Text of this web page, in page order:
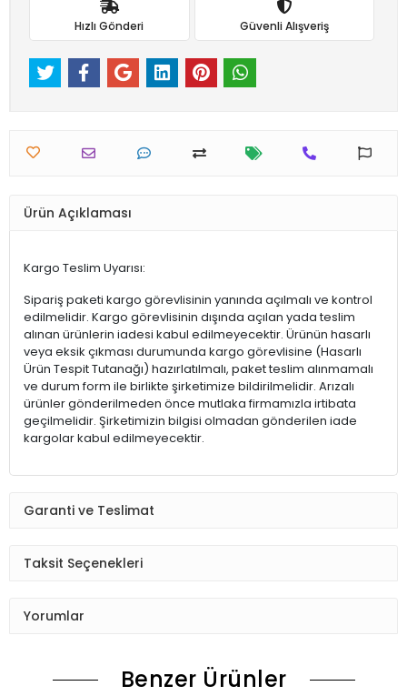
Hızlı Gönderi Güvenli Alışveriş
Ürün Açıklaması
Kargo Teslim Uyarısı:
Sipariş paketi kargo görevlisinin yanında açılmalı ve kontrol
edilmelidir. Kargo görevlisinin dışında açılan yada teslim
alınan ürünlerin iadesi kabul edilmeyecektir. Ürünün hasarlı
veya eksik çıkması durumunda kargo görevlisine (Hasarlı
Ürün Tespit Tutanağı) hazırlatılmalı, paket teslim alınmamalı
ve durum form ile birlikte şirketimize bildirilmelidir. Arızalı
ürünler gönderilmeden önce mutlaka firmamızla irtibata
geçilmelidir. Şirketimizin bilgisi olmadan gönderilen iade
kargolar kabul edilmeyecektir.
Garanti ve Teslimat
Taksit Seçenekleri
Yorumlar
Benzer Ürünler